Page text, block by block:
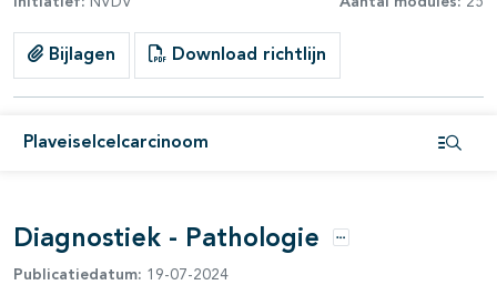
Bijlagen Download richtlijn
Plaveiselcelcarcinoom
open- en dichtklappen
Diagnostiek - Pathologie Opties
Publicatiedatum: 19-07-2024